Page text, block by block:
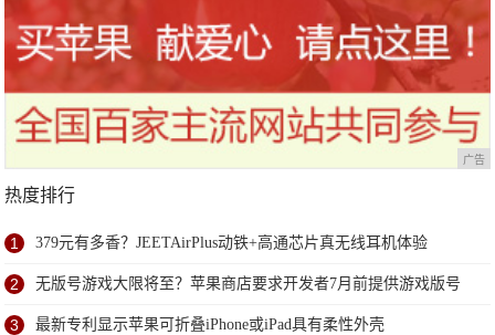
广告
热度排行
1 379元有多香？JEETAirPlus动铁+高通芯片真无线耳机体验
2 无版号游戏大限将至？苹果商店要求开发者7月前提供游戏版号
批文
3 最新专利显示苹果可折叠iPhone或iPad具有柔性外壳